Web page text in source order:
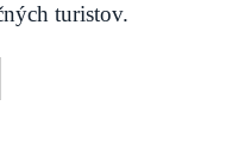
turistov.